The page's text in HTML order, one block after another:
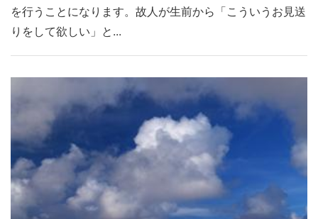
を行うことになります。故人が生前から「こういうお見送
りをして欲しい」と...